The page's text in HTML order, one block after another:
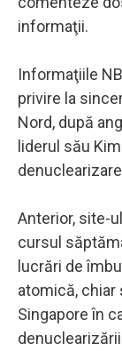
informaţii.
Informaţiile
privire la
Nord, după
liderul său
Anterior, site-
cursul
lucrări de
atomică, chiar
Singapore în